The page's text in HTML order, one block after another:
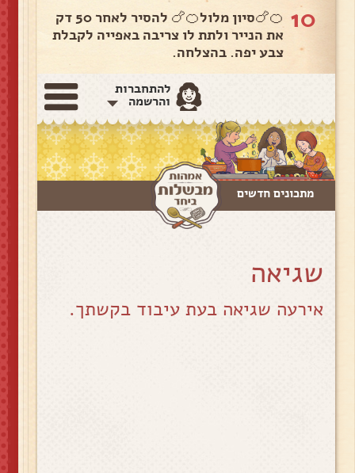
10
🍊🍗סיון מלול🍊🍗 להסיר לאחר 50 דק
את הנייר ולתת לו צריבה באפייה לקבלת
צבע יפה. בהצלחה.
להתחברות
והרשמה
מתכונים חדשים
שגיאה
אירעה שגיאה בעת עיבוד בקשתך.